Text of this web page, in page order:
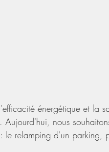
énergétique et la
nous
le relamping d'un parking,